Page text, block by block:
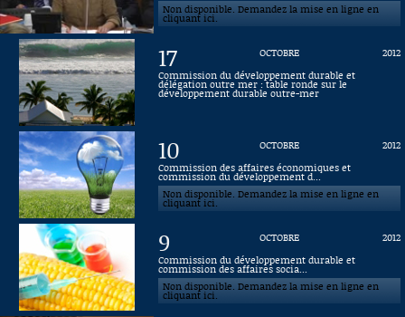
Autres
Non disponible. Demandez la mise en ligne en
cliquant ici.
17 OCTOBRE
2012
Commission du développement durable et
délégation outre mer : table ronde sur le
développement durable outre-mer
10 OCTOBRE
2012
Commission des affaires économiques et
commission du développement d...
Non disponible. Demandez la mise en ligne en
cliquant ici.
9 OCTOBRE
2012
Commission du développement durable et
commission des affaires socia...
Non disponible. Demandez la mise en ligne en
cliquant ici.